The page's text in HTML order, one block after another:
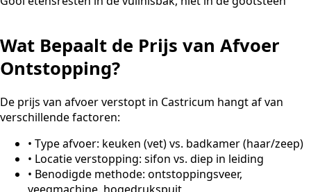
Wat Bepaalt de Prijs van Afvoer
Ontstopping?
De prijs van afvoer verstopt in Castricum hangt af van
verschillende factoren:
• Type afvoer: keuken (vet) vs. badkamer (haar/zeep)
• Locatie verstopping: sifon vs. diep in leiding
• Benodigde methode: ontstoppingsveer,